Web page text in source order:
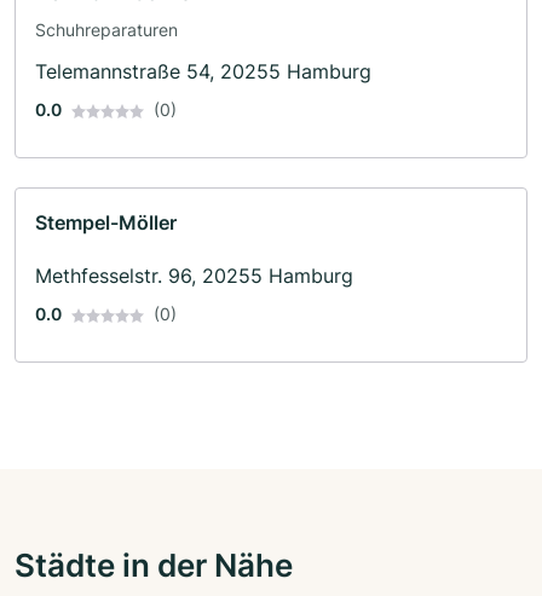
Schuhreparaturen
Telemannstraße 54, 20255 Hamburg
0.0 (0)
Stempel-Möller
Methfesselstr. 96, 20255 Hamburg
0.0 (0)
Städte in der Nähe